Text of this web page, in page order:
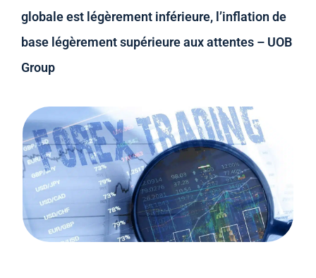
globale est légèrement inférieure, l’inflation de
base légèrement supérieure aux attentes – UOB
Group